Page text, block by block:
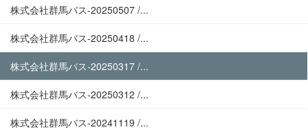
株式会社群馬バス-20250507 /...
株式会社群馬バス-20250418 /...
株式会社群馬バス-20250317 /...
株式会社群馬バス-20250312 /...
株式会社群馬バス-20241119 /...